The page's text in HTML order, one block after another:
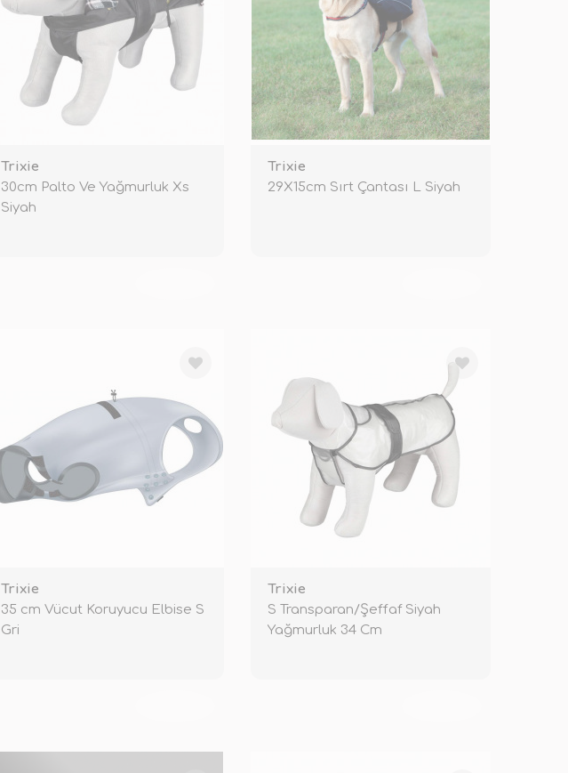
Trixie
30cm Palto Ve Yağmurluk Xs
Siyah
Trixie
29X15cm Sırt Çantası L Siyah
Trixie
35 cm Vücut Koruyucu Elbise S
Gri
Trixie
S Transparan/Şeffaf Siyah
Yağmurluk 34 Cm